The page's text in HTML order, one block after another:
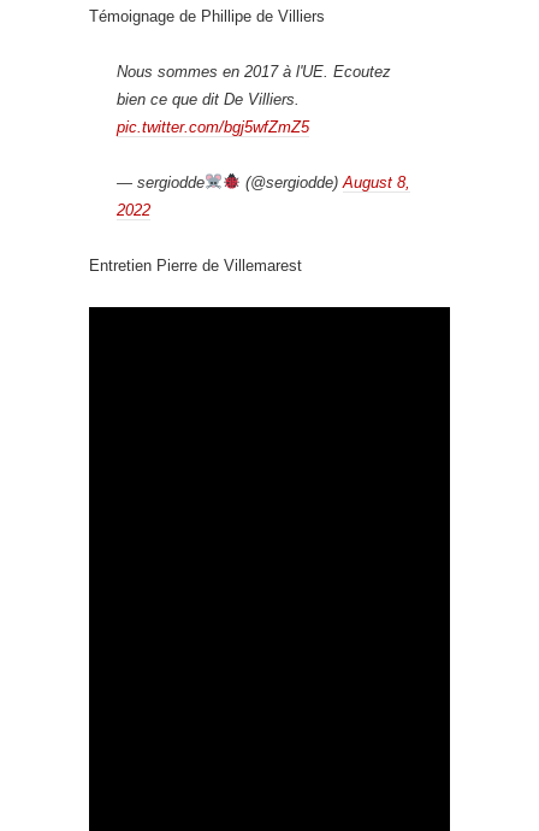
Témoignage de Phillipe de Villiers
Nous sommes en 2017 à l'UE. Ecoutez
bien ce que dit De Villiers.
pic.twitter.com/bgj5wfZmZ5
— sergiodde (@sergiodde)August 8,
2022
Entretien Pierre de Villemarest